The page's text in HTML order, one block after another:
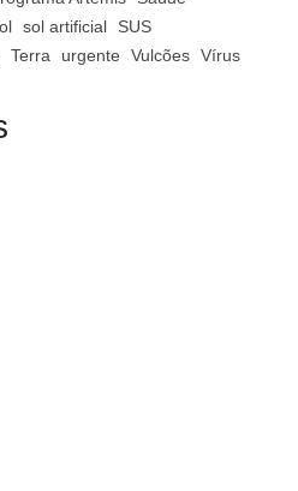
sol artificial
SUS
Terra urgente Vulcões Vírus